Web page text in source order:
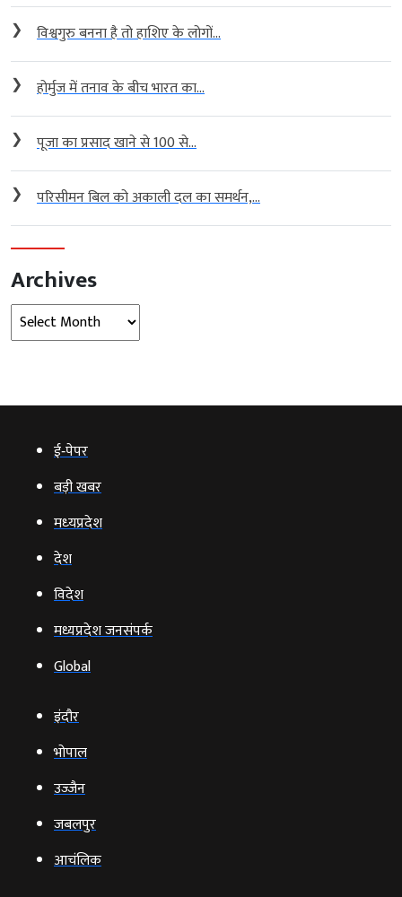
❯ विश्वगुरु बनना है तो हाशिए के लोगों...
❯ होर्मुज में तनाव के बीच भारत का...
❯ पूजा का प्रसाद खाने से 100 से...
❯ परिसीमन बिल को अकाली दल का समर्थन,...
Archives
Archives
ई‑पेपर
बड़ी खबर
मध्‍यप्रदेश
देश
विदेश
मध्यप्रदेश जनसंपर्क
Global
इंदौर
भोपाल
उज्‍जैन
जबलपुर
आचंलिक